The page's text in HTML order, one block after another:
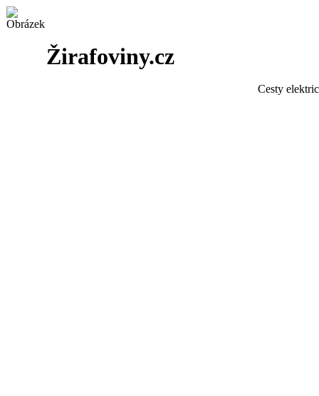
Žirafoviny.cz
Cesty